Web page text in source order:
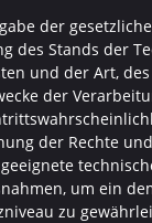
der
des Stands der
und der Art,
der
der Rechte
um ein
zu